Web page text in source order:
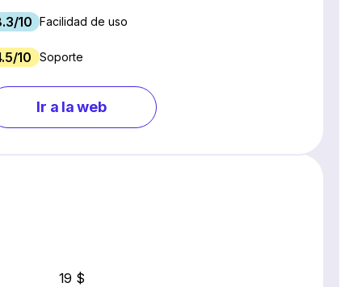
Chat en vivo y chatbots
Marketing por correo electrónico
10 Facilidad de uso
10 Soporte
Ir a la web
19 $